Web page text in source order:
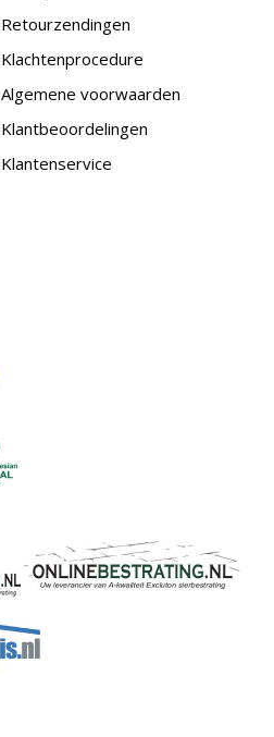
Retourzendingen
Klachtenprocedure
Algemene voorwaarden
Klantbeoordelingen
Klantenservice